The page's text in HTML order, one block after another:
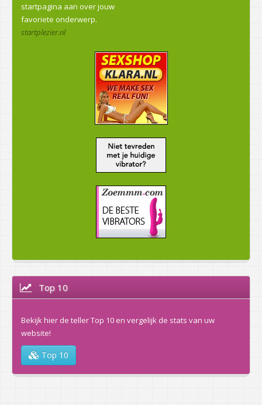
startpagina aan over jouw
favoriete onderwerp.
startplezier.nl
Top 10
Bekijk hier de teller Top 10 en vergelijk de stats van uw
website!
Top 10